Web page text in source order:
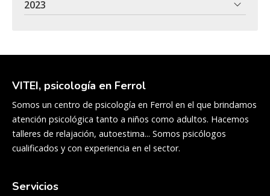
2023
VITEI, psicología en Ferrol
Somos un centro de psicología en Ferrol en el que brindamos
atención psicológica tanto a niños como adultos. Hacemos
talleres de relajación, autoestima... Somos psicólogos
cualificados y con experiencia en el sector.
Servicios